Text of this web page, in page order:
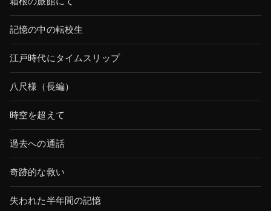
記憶の中の転校生
江戸時代にタイムスリップ
八尺様（長編）
時空を超えて
過去への通話
奇跡的な救い
失われた半年間の記憶